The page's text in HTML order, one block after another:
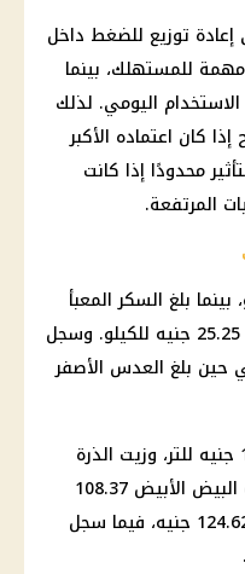
إعادة توزيع للضغط داخل
للمستهلك، بينما
اليومي. لذلك
كان اعتماده الأكبر
محدودًا إذا كانت
المرتفعة.
جنيه للكيلو، بينما بلغ السكر المعبأ
34.17 جنيه للكيلو، والدقيق المعبأ 25.25 جنيه للكيلو. وسجل
للكيلو، في حين بلغ العدس الأصفر
كما سجل زيت عباد الشمس 102.39 جنيه للتر، وزيت الذرة
الأبيض 108.37
البلدي 124.62 جنيه، فيما سجل